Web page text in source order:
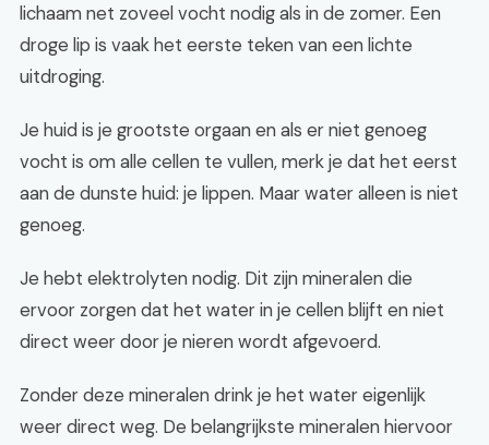
lichaam net zoveel vocht nodig als in de zomer. Een
droge lip is vaak het eerste teken van een lichte
uitdroging.
Je huid is je grootste orgaan en als er niet genoeg
vocht is om alle cellen te vullen, merk je dat het eerst
aan de dunste huid: je lippen. Maar water alleen is niet
genoeg.
Je hebt elektrolyten nodig. Dit zijn mineralen die
ervoor zorgen dat het water in je cellen blijft en niet
direct weer door je nieren wordt afgevoerd.
Zonder deze mineralen drink je het water eigenlijk
weer direct weg. De belangrijkste mineralen hiervoor